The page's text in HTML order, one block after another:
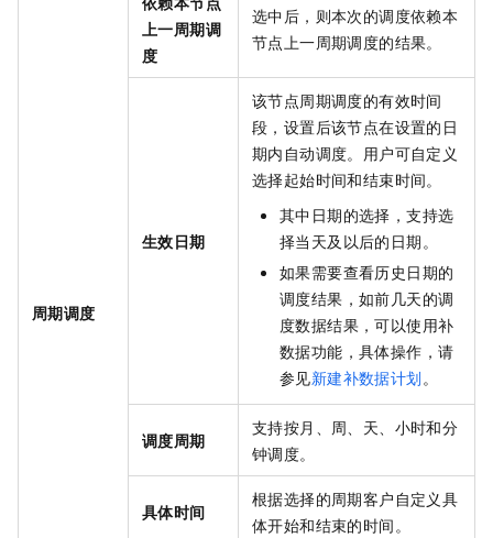
周期调度
上一周期调
度
选中后，则本次的调度依赖本
节点上一周期调度的结果。
生效日期
该节点周期调度的有效时间
段，设置后该节点在设置的日
期内自动调度。用户可自定义
选择起始时间和结束时间。
其中日期的选择，支持选
择当天及以后的日期。
如果需要查看历史日期的
调度结果，如前几天的调
度数据结果，可以使用补
数据功能，具体操作，请
参见新建补数据计划。
调度周期
支持按月、周、天、小时和分
钟调度。
具体时间
根据选择的周期客户自定义具
体开始和结束的时间。